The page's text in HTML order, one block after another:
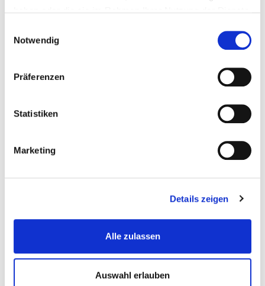
Notwendig
Präferenzen
Statistiken
Marketing
Details zeigen
Alle zulassen
Auswahl erlauben
Allergene & Zusatzstoffe
THE ORIGINAL DELUXE BURGER